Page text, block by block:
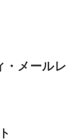
メールレ